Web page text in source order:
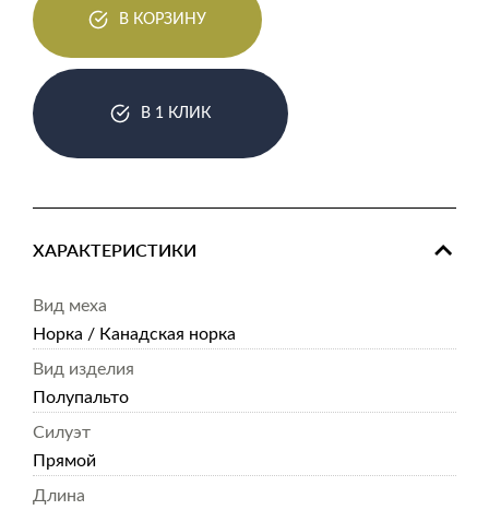
В КОРЗИНУ
В 1 КЛИК
ХАРАКТЕРИСТИКИ
Вид меха
Норка / Канадская норка
Вид изделия
Полупальто
Силуэт
Прямой
Длина